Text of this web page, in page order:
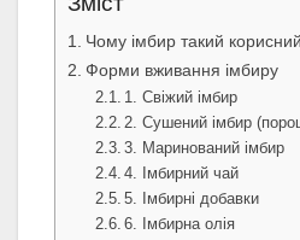
Чому імбир такий
Форми вживання імбиру
1. Свіжий імбир
2. Сушений імбир
3. Маринований імбир
4. Імбирний чай
5. Імбирні добавки
6. Імбирна олія